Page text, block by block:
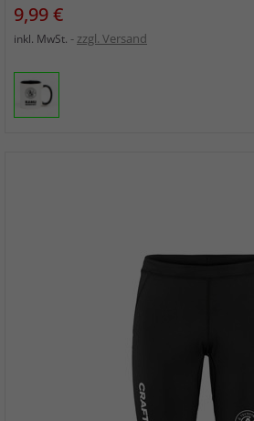
Preis
9,99 €
inkl. MwSt. zzgl. Versand